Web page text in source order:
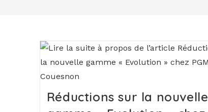
Réductions sur la nouvelle